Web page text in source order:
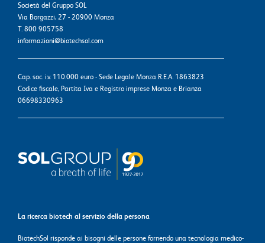
Società del Gruppo SOL
Via Borgazzi, 27 - 20900 Monza
T. 800 905758
informazioni@biotechsol.com
Cap. soc. i.v. 110.000 euro - Sede Legale Monza R.E.A. 1863823
Codice fiscale, Partita Iva e Registro imprese Monza e Brianza
06698330963
La ricerca biotech al servizio della persona
BiotechSol risponde ai bisogni delle persone fornendo una tecnologia medico-